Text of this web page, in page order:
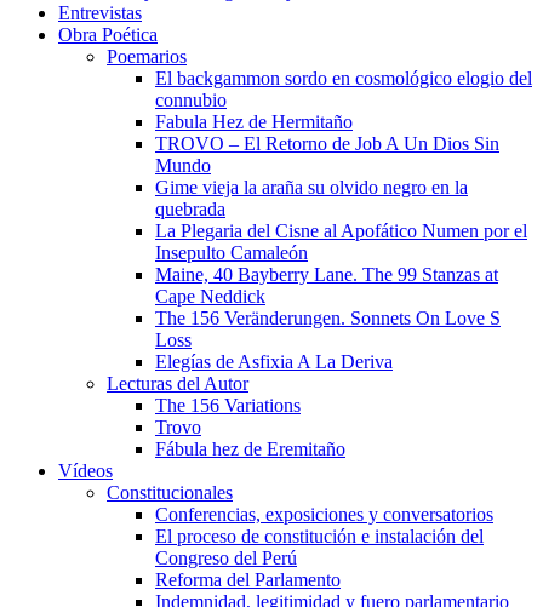
Entrevistas
Obra Poética
Poemarios
El backgammon sordo en cosmológico elogio del
connubio
Fabula Hez de Hermitaño
TROVO – El Retorno de Job A Un Dios Sin
Mundo
Gime vieja la araña su olvido negro en la
quebrada
La Plegaria del Cisne al Apofático Numen por el
Insepulto Camaleón
Maine, 40 Bayberry Lane. The 99 Stanzas at
Cape Neddick
The 156 Veränderungen. Sonnets On Love S
Loss
Elegías de Asfixia A La Deriva
Lecturas del Autor
The 156 Variations
Trovo
Fábula hez de Eremitaño
Vídeos
Constitucionales
Conferencias, exposiciones y conversatorios
El proceso de constitución e instalación del
Congreso del Perú
Reforma del Parlamento
Indemnidad, legitimidad y fuero parlamentario